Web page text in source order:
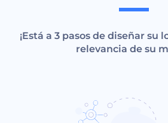
¡Está a 3 pasos de diseñar su
relevancia de su